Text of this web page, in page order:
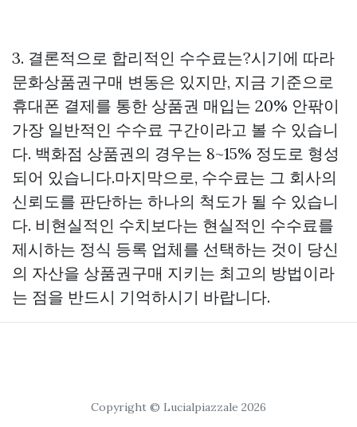
3. 결론적으로 합리적인 수수료는?시기에 따라
문화상품권구매 변동은 있지만, 지금 기준으로
휴대폰 결제를 통한 상품권 매입는 20% 안팎이
가장 일반적인 수수료 구간이라고 볼 수 있습니
다. 백화점 상품권의 경우는 8~15% 정도로 형성
되어 있습니다.마지막으로, 수수료는 그 회사의
신뢰도를 판단하는 하나의 척도가 될 수 있습니
다. 비현실적인 수치보다는 현실적인 수수료를
제시하는 정식 등록 업체를 선택하는 것이 당신
의 자산을 상품권구매 지키는 최고의 방법이라
는 점을 반드시 기억하시기 바랍니다.
Copyright © Lucialpiazzale 2026